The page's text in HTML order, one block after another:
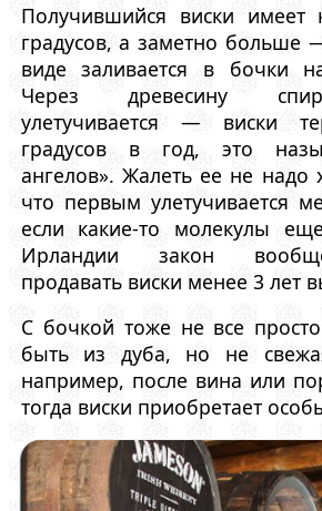
Получившийся виски имеет
градусов, а заметно больше
виде заливается в бочки
Через древесину
улетучивается — виски
градусов в год, это
ангелов». Жалеть ее не надо
что первым улетучивается
если какие-то молекулы
Ирландии закон
продавать виски менее 3 лет
С бочкой тоже не все
быть из дуба, но не
например, после вина или
тогда виски приобретает